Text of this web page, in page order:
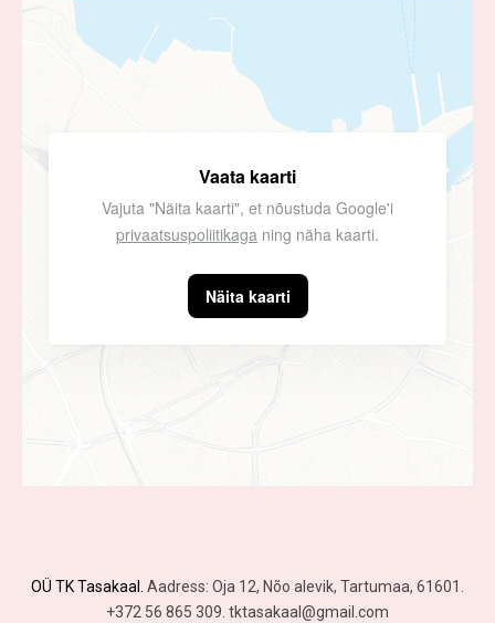
Vaata kaarti
Vajuta "Näita kaarti", et nõustuda Google'i
privaatsuspoliitikaga ning näha kaarti.
Näita kaarti
OÜ TK Tasakaal.
Aadress: Oja 12, Nõo alevik, Tartumaa, 61601.
+372 56 865 309. tktasakaal@gmail.com